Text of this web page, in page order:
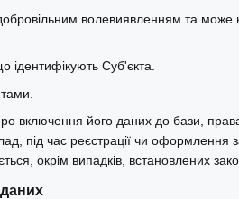
волевиявленням та
ідентифікують Суб'єкта.
включення його даних до бази,
під час реєстрації чи
окрім випадків, встановлених